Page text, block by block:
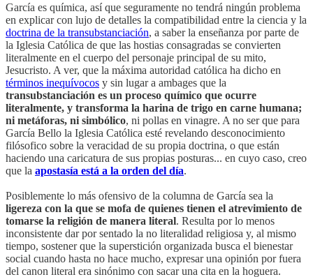
García es química, así que seguramente no tendrá ningún problema
en explicar con lujo de detalles la compatibilidad entre la ciencia y la
doctrina de la transubstanciación, a saber la enseñanza por parte de
la Iglesia Católica de que las hostias consagradas se convierten
literalmente en el cuerpo del personaje principal de su mito,
Jesucristo. A ver, que la máxima autoridad católica ha dicho en
términos inequívocos y sin lugar a ambages que la
transubstanciación es un proceso químico que ocurre
literalmente, y transforma la harina de trigo en carne humana;
ni metáforas, ni simbólico, ni pollas en vinagre. A no ser que para
García Bello la Iglesia Católica esté revelando desconocimiento
filósofico sobre la veracidad de su propia doctrina, o que están
haciendo una caricatura de sus propias posturas... en cuyo caso, creo
que la apostasía está a la orden del día.
Posiblemente lo más ofensivo de la columna de García sea la
ligereza con la que se mofa de quienes tienen el atrevimiento de
tomarse la religión de manera literal. Resulta por lo menos
inconsistente dar por sentado la no literalidad religiosa y, al mismo
tiempo, sostener que la superstición organizada busca el bienestar
social cuando hasta no hace mucho, expresar una opinión por fuera
del canon literal era sinónimo con sacar una cita en la hoguera.